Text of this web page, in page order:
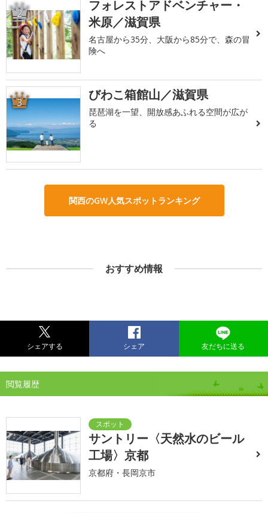
2
フォレストアドベンチャー・
米原／滋賀県
名古屋から35分、大阪から85分で、森の冒
険へ
3 びわこ箱館山／滋賀県
琵琶湖を一望、開放感あふれる空間が広が
る
関西のGW人気スポットランキング
おすすめ情報
シェアする シェア 友だちに送る
閲覧履歴
サントリー〈天然水のビール
工場〉京都
京都府・長岡京市